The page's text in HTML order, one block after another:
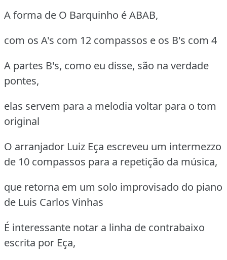
A forma de O Barquinho é ABAB,
com os A's com 12 compassos e os B's com 4
A partes B's, como eu disse, são na verdade
pontes,
elas servem para a melodia voltar para o tom
original
O arranjador Luiz Eça escreveu um intermezzo
de 10 compassos para a repetição da música,
que retorna em um solo improvisado do piano
de Luis Carlos Vinhas
É interessante notar a linha de contrabaixo
escrita por Eça,